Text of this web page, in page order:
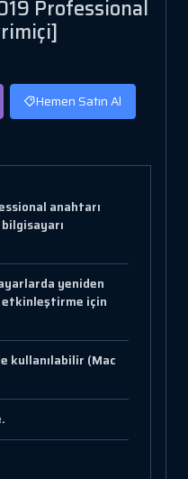
Professional
Hemen Satın Al
anahtarı
yeniden
etkinleştirme için
kullanılabilir (Mac